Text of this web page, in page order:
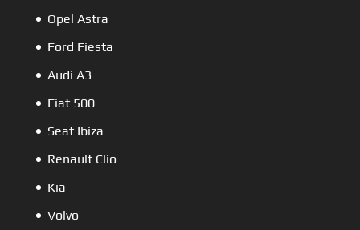
Opel Astra
Ford Fiesta
Audi A3
Fiat 500
Seat Ibiza
Renault Clio
Kia
Volvo